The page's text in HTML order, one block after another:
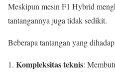
Meskipun mesin F1 Hybrid
tantangannya juga tidak sedikit.
Beberapa tantangan yang
Kompleksitas teknis: